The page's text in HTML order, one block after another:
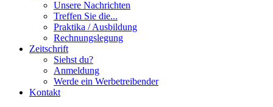
Unsere Nachrichten
Treffen Sie die...
Praktika / Ausbildung
Rechnungslegung
Zeitschrift
Siehst du?
Anmeldung
Werde ein Werbetreibender
Kontakt